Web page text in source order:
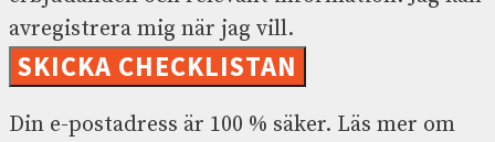
avregistrera mig när jag vill.
SKICKA CHECKLISTAN
Din e-postadress är 100 % säker. Läs mer om